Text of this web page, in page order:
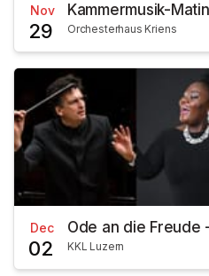
Nov
29
Kammermusik-
Orchesterhaus Kriens
Dec
02
Ode an die Freude
KKL Luzern